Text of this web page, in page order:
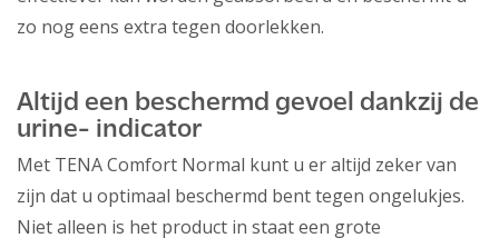
zo nog eens extra tegen doorlekken.
Altijd een beschermd gevoel dankzij de
urine- indicator
Met TENA Comfort Normal kunt u er altijd zeker van
zijn dat u optimaal beschermd bent tegen ongelukjes.
Niet alleen is het product in staat een grote